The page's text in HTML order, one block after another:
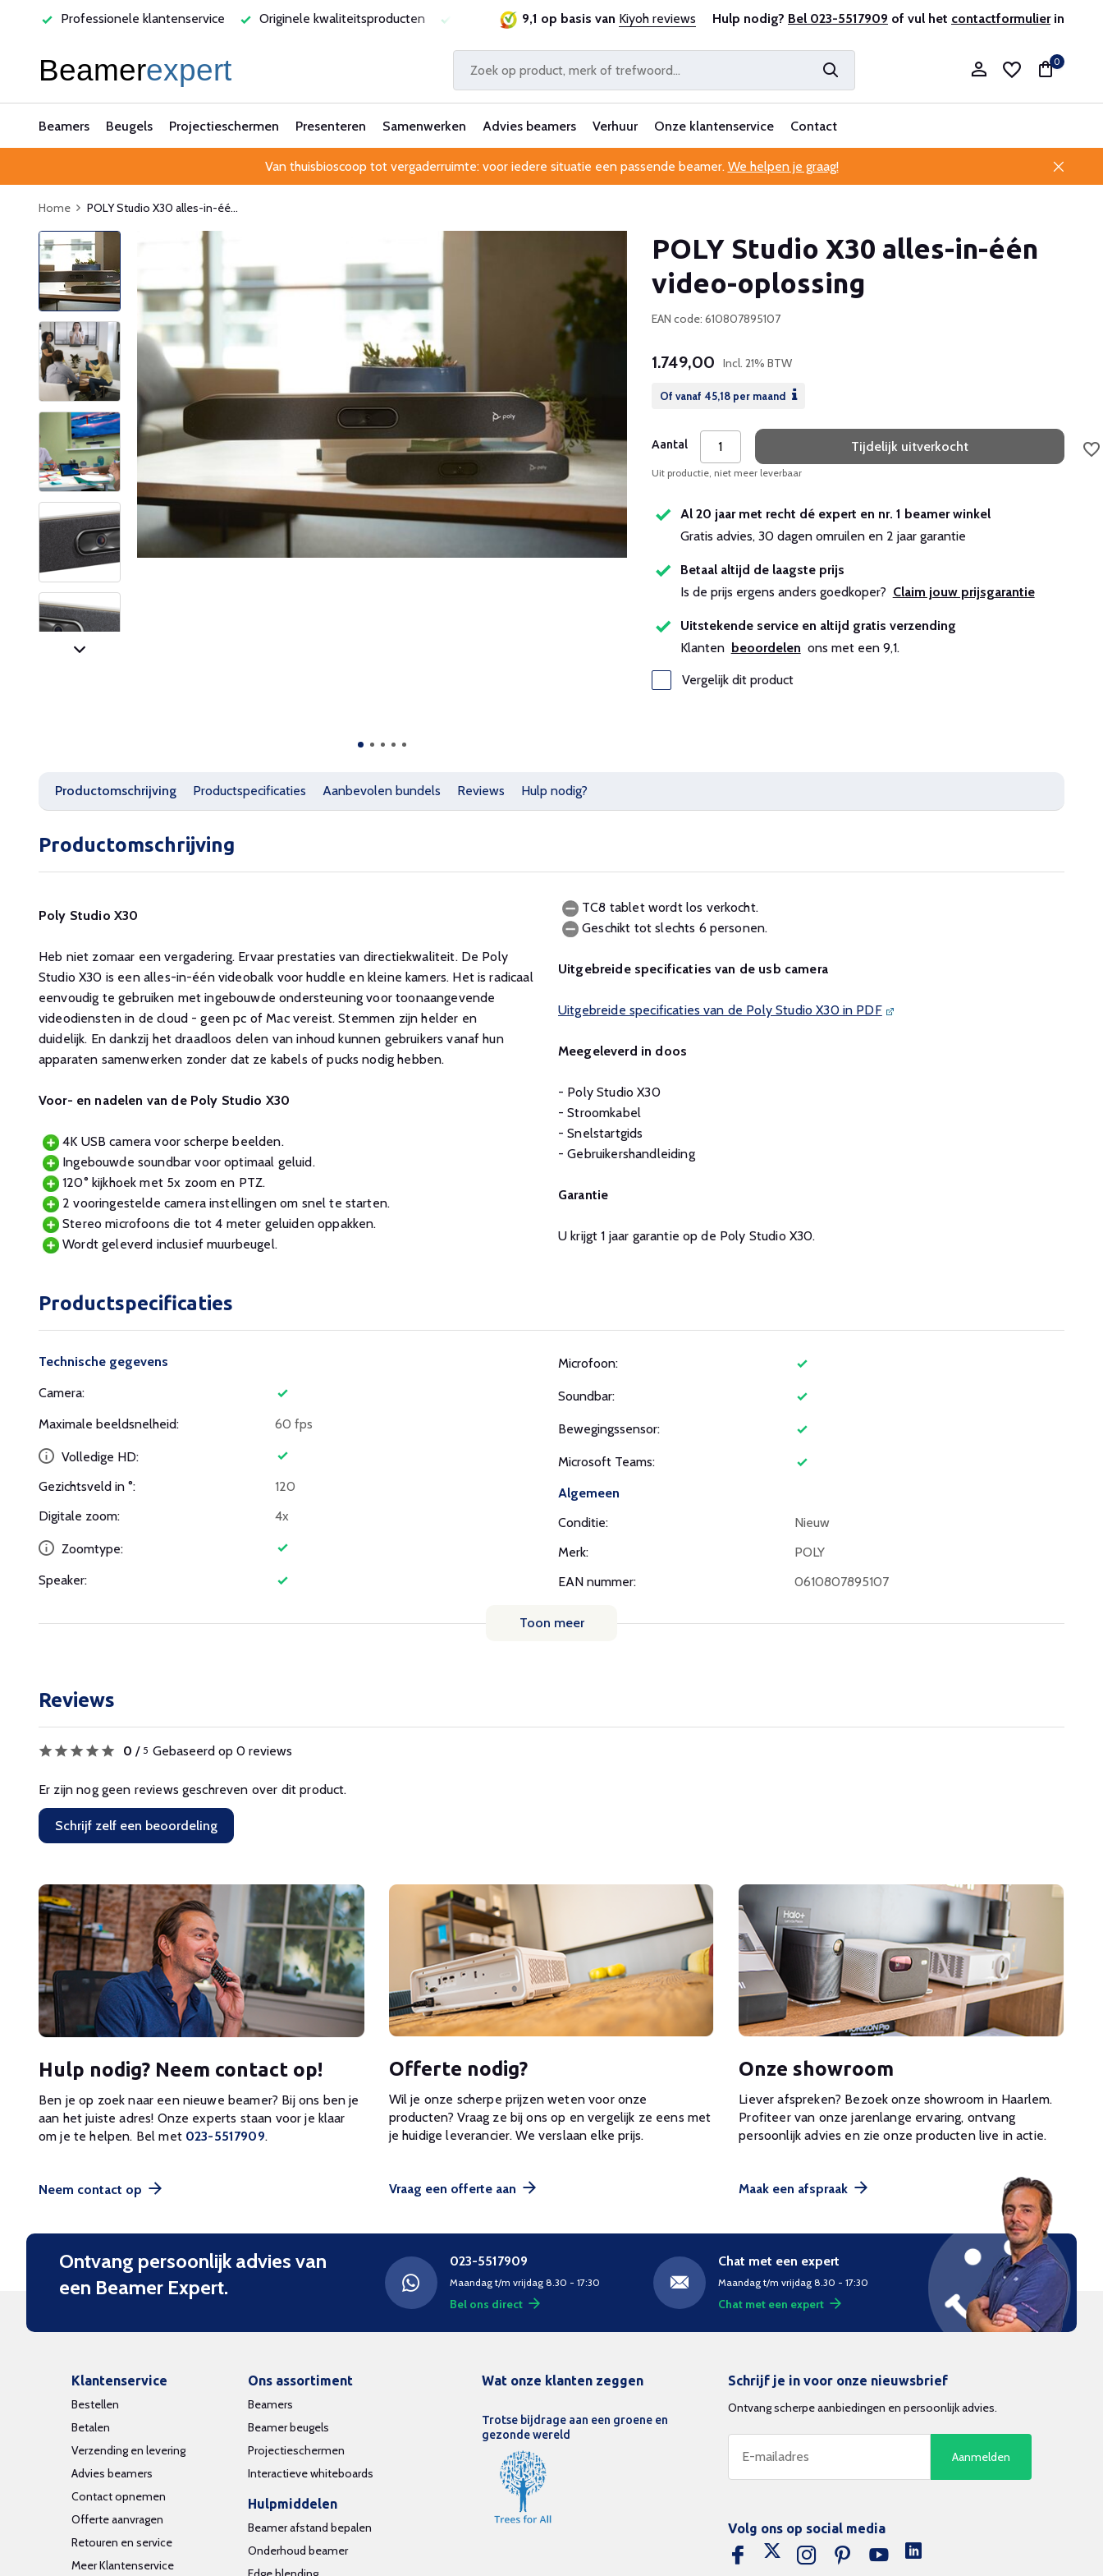
Originele kwaliteitsproducten Laagste prijsgarantie Al 25 jaar betrouwbaar en ervaren Professionele klantenservice
9,1 op basis van Kiyoh reviews Hulp nodig? Bel 023-5517909 of vul het contactformulierin
Account aanmaken
0
Beamers Beugels Projectieschermen Presenteren Samenwerken Advies beamers Verhuur Onze klantenservice Contact
Van thuisbioscoop tot vergaderruimte: voor iedere situatie een passende beamer. We helpen je graag!
Home POLY Studio X30 alles-in-éé...
POLY Studio X30 alles-in-één
video-oplossing
EAN code: 610807895107
1.749,00 Incl. 21% BTW
Of vanaf 45,18per maand
Aantal Tijdelijk uitverkocht
Uit productie, niet meer leverbaar
Al 20 jaar met recht dé expert en nr. 1 beamer winkel
Gratis advies, 30 dagen omruilen en 2 jaar garantie
Betaal altijd de laagste prijs
Is de prijs ergens anders goedkoper? Claim jouw prijsgarantie
Uitstekende service en altijd gratis verzending
Klanten beoordelen ons met een 9,1.
Vergelijk dit product
Productomschrijving Productspecificaties Aanbevolen bundels Reviews Hulp nodig?
Productomschrijving
Poly Studio X30
Heb niet zomaar een vergadering. Ervaar prestaties van directiekwaliteit. De Poly
Studio X30 is een alles-in-één videobalk voor huddle en kleine kamers. Het is radicaal
eenvoudig te gebruiken met ingebouwde ondersteuning voor toonaangevende
videodiensten in de cloud - geen pc of Mac vereist. Stemmen zijn helder en
duidelijk. En dankzij het draadloos delen van inhoud kunnen gebruikers vanaf hun
apparaten samenwerken zonder dat ze kabels of pucks nodig hebben.
Voor- en nadelen van de Poly Studio X30
4K USB camera voor scherpe beelden.
Ingebouwde soundbar voor optimaal geluid.
120° kijkhoek met 5x zoom en PTZ.
2 vooringestelde camera instellingen om snel te starten.
Stereo microfoons die tot 4 meter geluiden oppakken.
Wordt geleverd inclusief muurbeugel.
TC8 tablet wordt los verkocht.
Geschikt tot slechts 6 personen.
Uitgebreide specificaties van de usb camera
Uitgebreide specificaties van de Poly Studio X30 in PDF
Meegeleverd in doos
- Poly Studio X30
- Stroomkabel
- Snelstartgids
- Gebruikershandleiding
Garantie
U krijgt 1 jaar garantie op de Poly Studio X30.
Productspecificaties
Technische gegevens
Camera:
Maximale beeldsnelheid:
60 fps
Volledige HD:
Gezichtsveld in °:
120
Digitale zoom:
4x
Zoomtype:
Speaker:
Microfoon:
Soundbar:
Bewegingssensor:
Microsoft Teams:
Algemeen
Conditie:
Nieuw
Merk:
POLY
EAN nummer:
0610807895107
Toon meer
Reviews
0 / 5 Gebaseerd op 0 reviews
Er zijn nog geen reviews geschreven over dit product.
Schrijf zelf een beoordeling
Hulp nodig? Neem contact op!
Ben je op zoek naar een nieuwe beamer? Bij ons ben je
aan het juiste adres! Onze experts staan voor je klaar
om je te helpen. Bel met 023-5517909.
Neem contact op
Offerte nodig?
Wil je onze scherpe prijzen weten voor onze
producten? Vraag ze bij ons op en vergelijk ze eens met
je huidige leverancier. We verslaan elke prijs.
Vraag een offerte aan
Onze showroom
Liever afspreken? Bezoek onze showroom in Haarlem.
Profiteer van onze jarenlange ervaring, ontvang
persoonlijk advies en zie onze producten live in actie.
Maak een afspraak
Ontvang persoonlijk advies van
een Beamer Expert.
023-5517909
Maandag t/m vrijdag 8.30 - 17:30
Bel ons direct
Chat met een expert
Maandag t/m vrijdag 8.30 - 17:30
Chat met een expert
Klantenservice
Bestellen
Betalen
Verzending en levering
Advies beamers
Contact opnemen
Offerte aanvragen
Retouren en service
Meer Klantenservice
Ons assortiment
Beamers
Beamer beugels
Projectieschermen
Interactieve whiteboards
Hulpmiddelen
Beamer afstand bepalen
Onderhoud beamer
Wat onze klanten zeggen
Trotse bijdrage aan een groene en
gezonde wereld
Schrijf je in voor onze nieuwsbrief
Ontvang scherpe aanbiedingen en persoonlijk advies.
Aanmelden
Volg ons op social media